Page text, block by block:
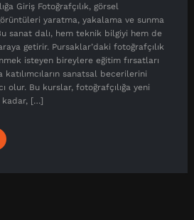
Giriş Fotoğrafçılık, görsel
yaratma, yakalama ve sunma
sanat dalı, hem teknik bilgiyi hem de
getirir. Pursaklar’daki fotoğrafçılık
isteyen bireylere eğitim fırsatları
katılımcıların sanatsal becerilerini
olur. Bu kurslar, fotoğrafçılığa yeni
kadar, […]